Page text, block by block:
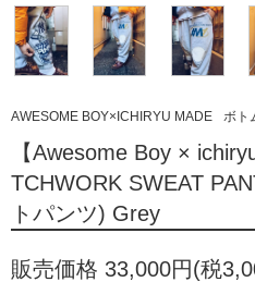
AWESOME BOY×ICHIRYU MADE ボト
【Awesome Boy ×
TCHWORK SWEAT
トパンツ) Grey
販売価格 33,000円(税